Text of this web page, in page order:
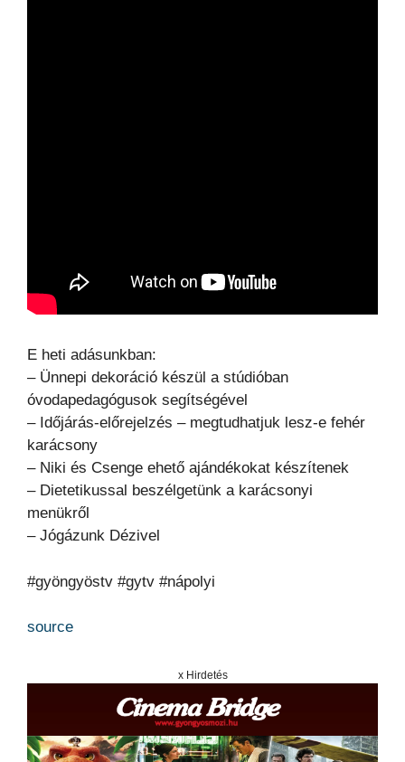
E heti adásunkban:
– Ünnepi dekoráció készül a stúdióban
óvodapedagógusok segítségével
– Időjárás-előrejelzés – megtudhatjuk lesz-e fehér
karácsony
– Niki és Csenge ehető ajándékokat készítenek
– Dietetikussal beszélgetünk a karácsonyi
menükről
– Jógázunk Dézivel
#gyöngyöstv #gytv #nápolyi
source
x Hirdetés